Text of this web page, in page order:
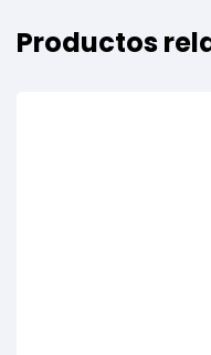
Productos